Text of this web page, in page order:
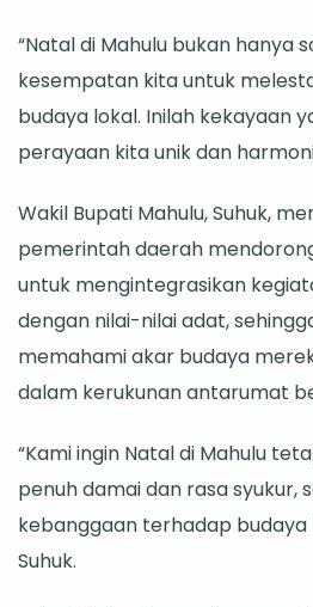
“Natal di Mahulu bukan hanya
kesempatan kita untuk
budaya lokal. Inilah kekayaan
perayaan kita unik dan
Wakil Bupati Mahulu, Suhuk,
pemerintah daerah
untuk mengintegrasikan
dengan nilai-nilai adat,
memahami akar budaya
dalam kerukunan antarumat
“Kami ingin Natal di Mahulu
penuh damai dan rasa syukur,
kebanggaan terhadap budaya
Suhuk.